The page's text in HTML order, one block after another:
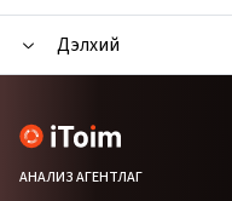
Дэлхий
АНАЛИЗ АГЕНТЛАГ